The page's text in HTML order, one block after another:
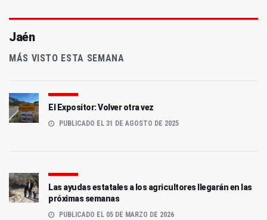
Jaén
MÁS VISTO ESTA SEMANA
El Expositor: Volver otra vez
PUBLICADO EL 31 DE AGOSTO DE 2025
Las ayudas estatales a los agricultores llegarán en las
próximas semanas
PUBLICADO EL 05 DE MARZO DE 2026